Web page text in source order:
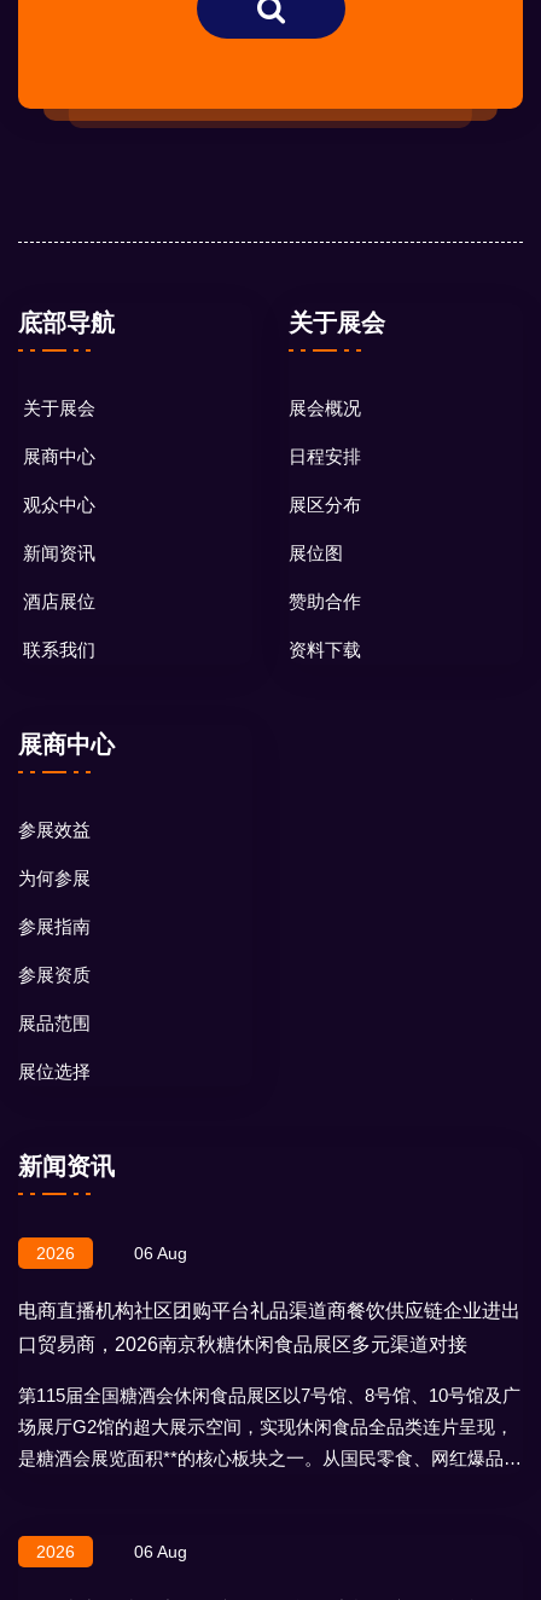
底部导航
关于展会
展商中心
观众中心
新闻资讯
酒店展位
联系我们
关于展会
展会概况
日程安排
展区分布
展位图
赞助合作
资料下载
展商中心
参展效益
为何参展
参展指南
参展资质
展品范围
展位选择
新闻资讯
2026 06 Aug
电商直播机构社区团购平台礼品渠道商餐饮供应链企业进出
口贸易商，2026南京秋糖休闲食品展区多元渠道对接
第115届全国糖酒会休闲食品展区以7号馆、8号馆、10号馆及广
场展厅G2馆的超大展示空间，实现休闲食品全品类连片呈现，
是糖酒会展览面积**的核心板块之一。从国民零食、网红爆品到
2026 06 Aug